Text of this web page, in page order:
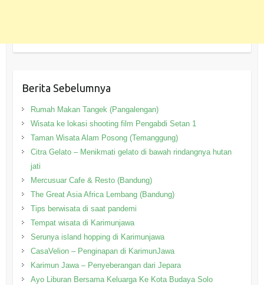
Berita Sebelumnya
Rumah Makan Tangek (Pangalengan)
Wisata ke lokasi shooting film Pengabdi Setan 1
Taman Wisata Alam Posong (Temanggung)
Citra Gelato – Menikmati gelato di bawah rindangnya hutan
jati
Mercusuar Cafe & Resto (Bandung)
The Great Asia Africa Lembang (Bandung)
Tips berwisata di saat pandemi
Tempat wisata di Karimunjawa
Serunya island hopping di Karimunjawa
CasaVelion – Penginapan di KarimunJawa
Karimun Jawa – Penyeberangan dari Jepara
Ayo Liburan Bersama Keluarga Ke Kota Budaya Solo